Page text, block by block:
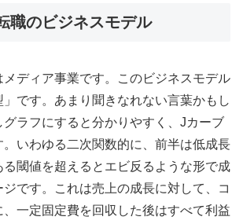
職のビジネスモデル
ディア事業です。このビジネスモデル
です。あまり聞きなれない言葉かもし
グラフにすると分かりやすく、Jカーブ
。いわゆる二次関数的に、前半は低成長
る閾値を超えるとエビ反るような形で成
です。これは売上の成長に対して、コ
、一定固定費を回収した後はすべて利益